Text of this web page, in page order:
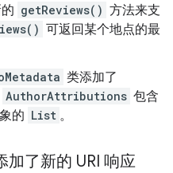
getReviews() 方法来支
可返回某个地点的最
类添加了
AuthorAttributions 包含
的 List 。
了新的 URI 响应